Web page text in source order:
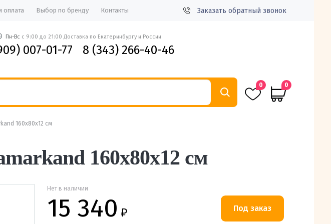
оплата Выбор по бренду Контакты Заказать обратный звонок
Пн-Вс с 9:00 до 21:00 Доставка по Екатеринбургу и России
007-01-77 8 (343) 266-40-46
0 0
160х80х12 см
160х80х12 см
Нет в наличии
15 340 ₽